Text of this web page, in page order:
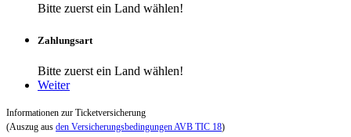
Bitte zuerst ein Land wählen!
Zahlungsart
Bitte zuerst ein Land wählen!
Weiter
Informationen zur Ticketversicherung
(Auszug aus den Versicherungsbedingungen AVB TIC 18)